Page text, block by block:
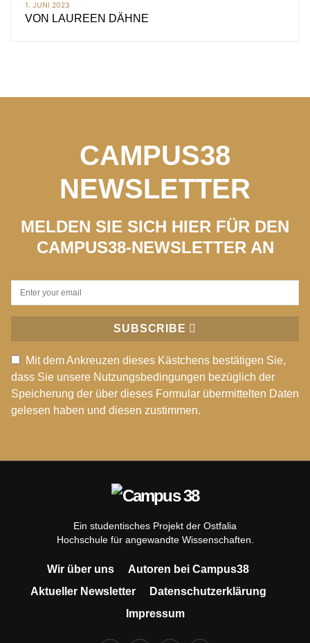
1. JUNI 2023
VON LAUREEN DÄHNE
CAMPUS38
NEWSLETTER
MELDEN SIE SICH HIER FÜR DEN
CAMPUS38-NEWSLETTER AN
SUBSCRIBE
Mit dem Ankreuzen dieses Kästchens bestätigen Sie,
dass Sie unsere Nutzungsbedingungen bezüglich der
Speicherung der über dieses Formular übermittelten Daten
gelesen haben und diesen zustimmen.
Ein studentisches Projekt der Ostfalia
Hochschule für angewandte Wissenschaften.
Wir über uns
Autoren bei Campus38
Aktueller Newsletter
Datenschutzerklärung
Impressum